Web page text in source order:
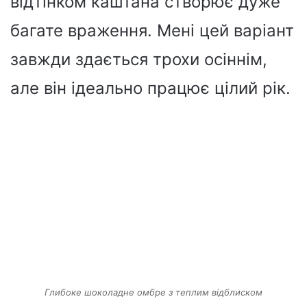
багате враження. Мені цей варіант
завжди здається трохи осіннім,
але він ідеально працює цілий рік.
Глибоке шоколадне омбре з теплим відблиском